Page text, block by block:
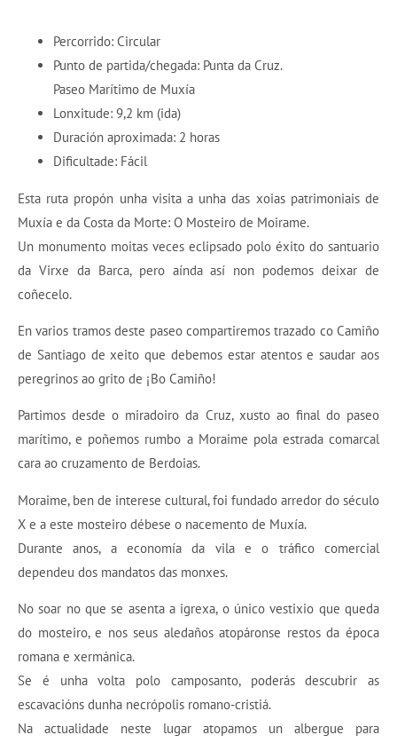
Percorrido: Circular
Punto de partida/chegada: Punta da Cruz.
Paseo Marítimo de Muxía
Lonxitude: 9,2 km (ida)
Duración aproximada: 2 horas
Dificultade: Fácil
Esta ruta propón unha visita a unha das xoias patrimoniais de
Muxía e da Costa da Morte: O Mosteiro de Moirame.
Un monumento moitas veces eclipsado polo éxito do santuario
da Virxe da Barca, pero aínda así non podemos deixar de
coñecelo.
En varios tramos deste paseo compartiremos trazado co Camiño
de Santiago de xeito que debemos estar atentos e saudar aos
peregrinos ao grito de ¡Bo Camiño!
Partimos desde o miradoiro da Cruz, xusto ao final do paseo
marítimo, e poñemos rumbo a Moraime pola estrada comarcal
cara ao cruzamento de Berdoias.
Moraime, ben de interese cultural, foi fundado arredor do século
X e a este mosteiro débese o nacemento de Muxía.
Durante anos, a economía da vila e o tráfico comercial
dependeu dos mandatos das monxes.
No soar no que se asenta a igrexa, o único vestixio que queda
do mosteiro, e nos seus aledaños atopáronse restos da época
romana e xermánica.
Se é unha volta polo camposanto, poderás descubrir as
escavacións dunha necrópolis romano-cristiá.
Na actualidade neste lugar atopamos un albergue para